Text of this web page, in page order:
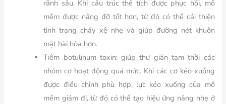
rãnh sâu. Khi cấu trúc thể tích được phục hồi, mô
mềm được nâng đỡ tốt hơn, từ đó có thể cải thiện
tình trạng chảy xệ nhẹ và giúp đường nét khuôn
mặt hài hòa hơn.
Tiêm botulinum toxin:giúp thư giãn tạm thời các
nhóm cơ hoạt động quá mức. Khi các cơ kéo xuống
được điều chỉnh phù hợp, lực kéo xuống của mô
mềm giảm đi, từ đó có thể tạo hiệu ứng nâng nhẹ ở